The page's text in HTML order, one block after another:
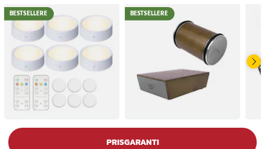
BESTSELLERE BESTSELLERE
PRISGARANTI